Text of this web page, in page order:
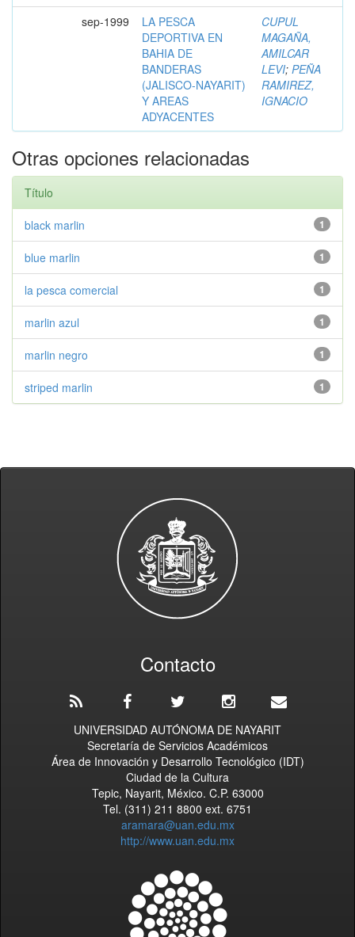
sep-1999
LA PESCA
DEPORTIVA EN
BAHIA DE
BANDERAS
(JALISCO-NAYARIT)
Y AREAS
ADYACENTES
CUPUL
MAGAÑA,
AMILCAR
LEVI; PEÑA
RAMIREZ,
IGNACIO
Otras opciones relacionadas
Título
1
black marlin
1
blue marlin
1
la pesca comercial
1
marlin azul
1
marlin negro
1
striped marlin
Contacto
UNIVERSIDAD AUTÓNOMA DE NAYARIT
Secretaría de Servicios Académicos
Área de Innovación y Desarrollo Tecnológico (IDT)
Ciudad de la Cultura
Tepic, Nayarit, México. C.P. 63000
Tel. (311) 211 8800 ext. 6751
aramara@uan.edu.mx
http://www.uan.edu.mx